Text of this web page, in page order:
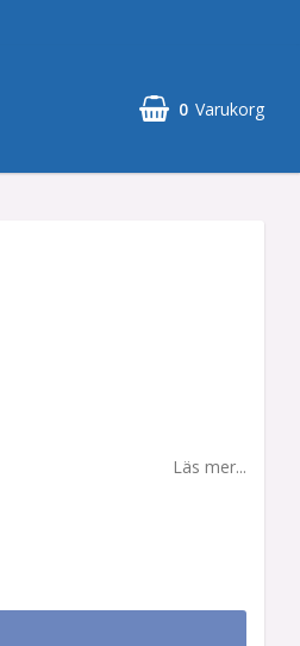
0 Varukorg
Läs mer...